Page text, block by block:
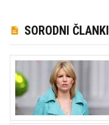
SORODNI ČLANKI